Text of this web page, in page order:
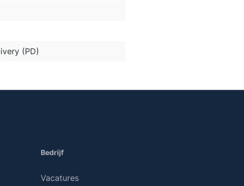
(PD)
Bedrijf
Vacatures